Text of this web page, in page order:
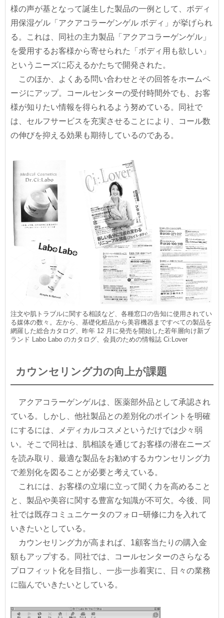
様の声が基となって誕生した製品の一例として、ボディ
用保湿ゲル「アクアコラーゲンゲル ボディ」が挙げられ
る。これは、同社の主力製品「アクアコラーゲンゲル」
を愛用するお客様から寄せられた「ボディ用も欲しい」
というニーズに応えるかたちで開発された。
このほか、よくある問い合わせとその回答をホームペ
ージにアップ。コールセンターの受付時間外でも、お客
様が知りたい情報を得られるよう努めている。同社で
は、セルフサービスを充実させることにより、コール数
の伸びを抑える効果も期待しているのである。
注文や肌トラブルに関する相談など、各種窓口の告知に使用されてい
る媒体の数々。左から、基礎化粧品から美容機器まですべての製品を
網羅した総合カタログ、昨年 12 月に発売を開始した若年層向け新ブ
ランド Labo Labo のカタログ、会員のための情報誌 Ci:Lover
カウンセリング力の向上が課題
アクアコラーゲンゲルは、医薬部外品として承認され
ている。しかし、他社製品との差別化のポイントを明確
にするには、メディカルコスメというだけでは少々弱
い。そこで同社は、肌相談を通じてお客様の潜在ニーズ
を読み取り、最適な製品をお勧めするカウンセリング力
で差別化を図ることが必要と考えている。
これには、お客様の立場に立って聞く力を高めること
と、製品や美容に関する豊富な知識が不可欠。今後、同
社では既存コミュニケータのフォロ−研修に力を入れて
いきたいとしている。
カウンセリング力が高まれば、1顧客当たりの購入金
額もアップする。同社では、コールセンターのさらなる
プロフィット化を目指し、一歩一歩着実に、日々の業務
に臨んでいきたいとしている。